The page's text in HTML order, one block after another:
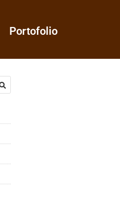
Portofolio